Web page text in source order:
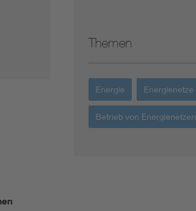
Themen
Energie Energienetze
Betrieb von Energienetzen